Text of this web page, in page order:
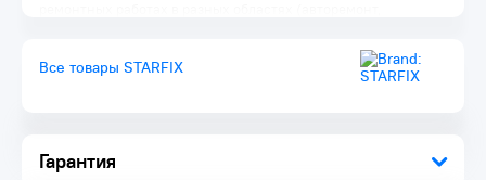
Гарантия
резина, плотных минеральных поверхностях) на
промерзших, заржавевших или загрязненных участках.
Специальная распылительная головка с трубочкой,
смазывающими, водоотталкивающими свойствами,
Все товары STARFIX